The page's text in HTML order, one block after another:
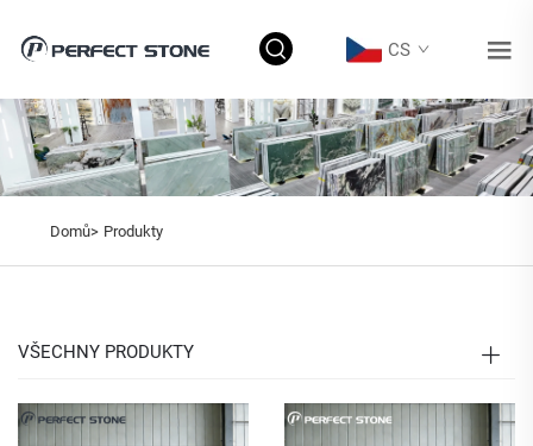
CS
Domů> Produkty
VŠECHNY PRODUKTY